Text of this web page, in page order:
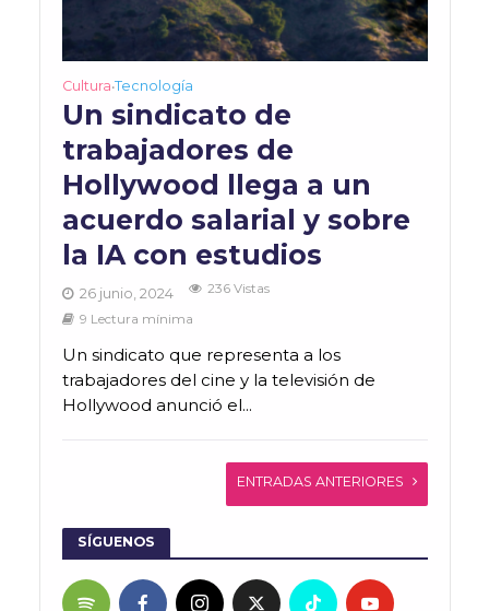
Cultura•Tecnología
Un sindicato de
trabajadores de
Hollywood llega a un
acuerdo salarial y sobre
la IA con estudios
26 junio, 2024
236 Vistas
9 Lectura mínima
Un sindicato que representa a los
trabajadores del cine y la televisión de
Hollywood anunció el...
ENTRADAS ANTERIORES
SÍGUENOS